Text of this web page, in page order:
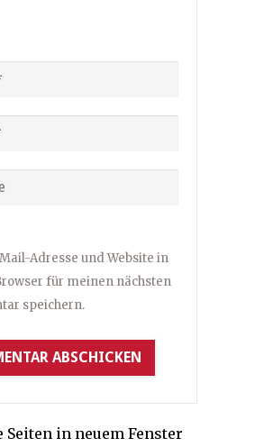
Adresse und Website in
für meinen nächsten
speichern.
Seiten in neuem Fenster